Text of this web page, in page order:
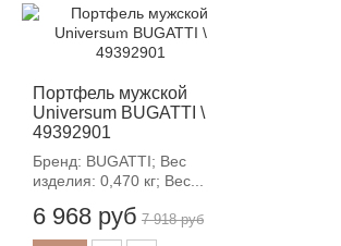
Портфель мужской
Universum BUGATTI \
49392901
Бренд: BUGATTI; Вес
изделия: 0,470 кг; Вес...
6 968 руб
-12%
7 918 руб